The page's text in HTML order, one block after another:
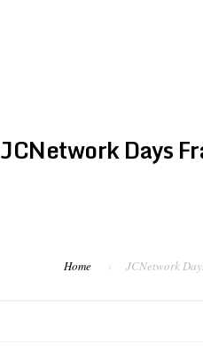
JCNetwork Days
Home JCNetwork